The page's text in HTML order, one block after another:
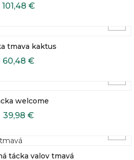
101,48 €
tmava kaktus
60,48 €
welcome
39,98 €
tácka valov tmavá